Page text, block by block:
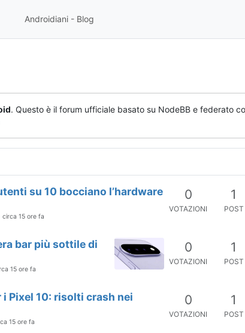
Androidiani - Blog
. Questo è il forum ufficiale basato su NodeBB e federato
su 10 bocciano l’hardware
circa 15 ore fa
0
VOTAZIONI
1
POST
bar più sottile di
15 ore fa
0
VOTAZIONI
1
POST
i Pixel 10: risolti crash nei
15 ore fa
0
VOTAZIONI
1
POST